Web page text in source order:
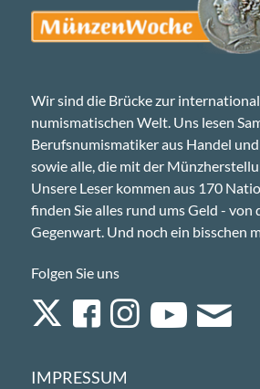
Wir sind die Brücke zur
numismatischen Welt. Uns lesen
Berufsnumismatiker aus Handel
sowie alle, die mit der
Unsere Leser kommen aus 170
finden Sie alles rund ums Geld - von
Gegenwart. Und noch ein bisschen
Folgen Sie uns
IMPRESSUM